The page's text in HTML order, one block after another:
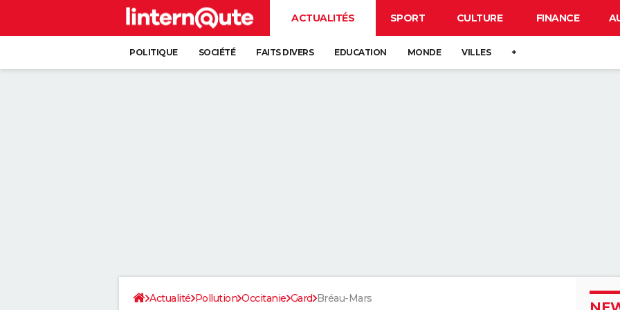
ACTUALITÉS SPORT CULTURE FINANCE
POLITIQUE SOCIÉTÉ FAITS DIVERS EDUCATION MONDE VILLES +
Actualité Pollution Occitanie Gard Bréau-Mars